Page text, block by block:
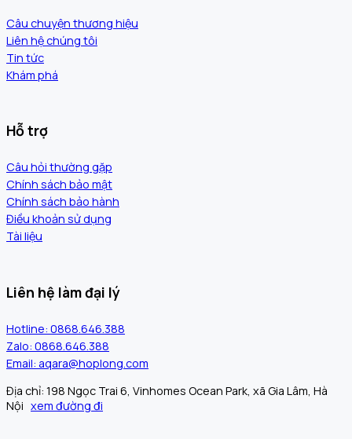
Câu chuyện thương hiệu
Liên hệ chúng tôi
Tin tức
Khám phá
Hỗ trợ
Câu hỏi thường gặp
Chính sách bảo mật
Chính sách bảo hành
Điều khoản sử dụng
Tài liệu
Liên hệ làm đại lý
Hotline: 0868.646.388
Zalo: 0868.646.388
Email: aqara@hoplong.com
Địa chỉ: 198 Ngọc Trai 6, Vinhomes Ocean Park, xã Gia Lâm, Hà
Nội xem đường đi